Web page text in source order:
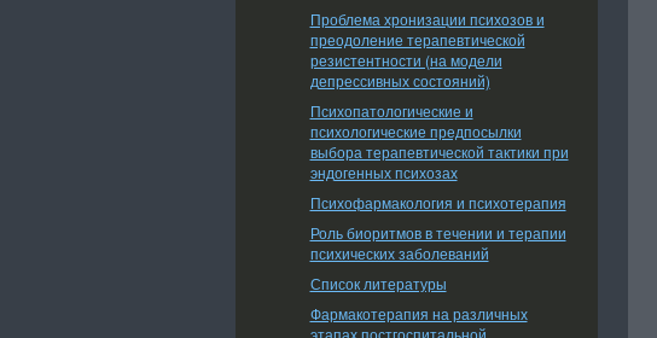
Проблема хронизации психозов и
преодоление терапевтической
резистентности (на модели
депрессивных состояний)
Психопатологические и
психологические предпосылки
выбора терапевтической тактики при
эндогенных психозах
Психофармакология и психотерапия
Роль биоритмов в течении и терапии
психических заболеваний
Список литературы
Фармакотерапия на различных
этапах постгоспитальной